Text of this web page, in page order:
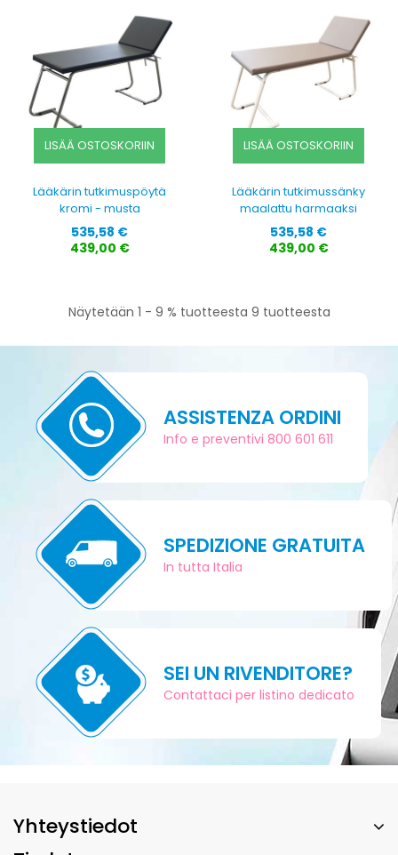
LISÄÄ OSTOSKORIIN
Lääkärin tutkimuspöytä
kromi - musta
Hinta
535,58 €
439,00 €
LISÄÄ OSTOSKORIIN
Lääkärin tutkimussänky
maalattu harmaaksi
Hinta
535,58 €
439,00 €
Näytetään 1 - 9 % tuotteesta 9 tuotteesta
ASSISTENZA ORDINI
Info e preventivi 800 601 611
SPEDIZIONE GRATUITA
In tutta Italia
SEI UN RIVENDITORE?
Contattaci per listino dedicato
Yhteystiedot